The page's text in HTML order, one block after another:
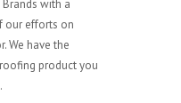
with a
our efforts on
We have the
product you